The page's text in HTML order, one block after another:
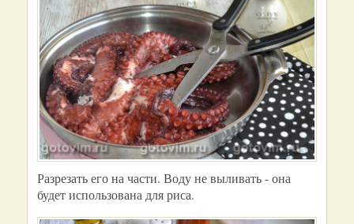
Разрезать его на части. Воду не выливать - она
будет использована для риса.